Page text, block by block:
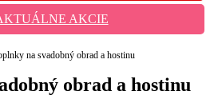
AKCIE
na svadobný obrad a hostinu
obrad a hostinu